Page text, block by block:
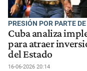
PRESIÓN POR PARTE DE
Cuba analiza
para atraer
del Estado
16-06-2026 20:14